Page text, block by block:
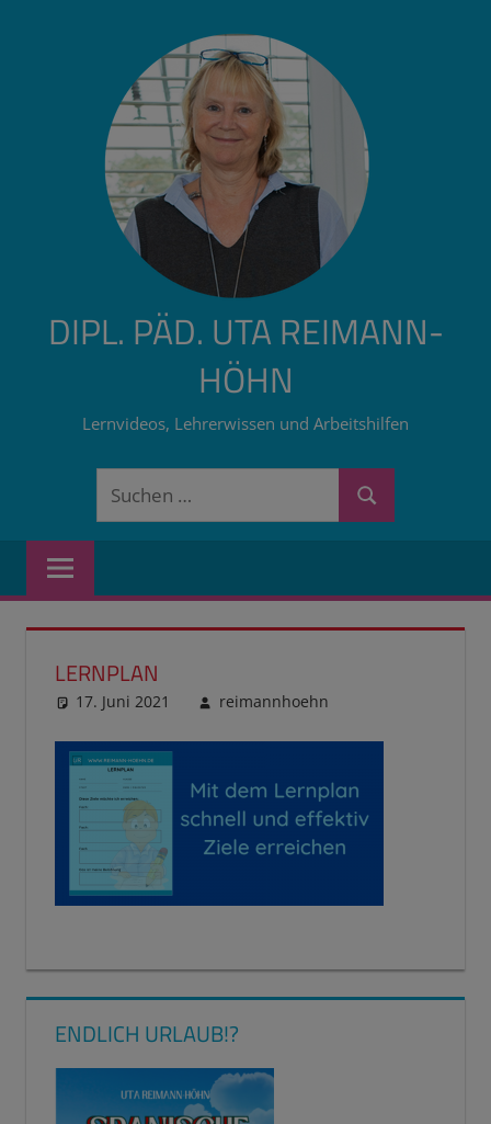
DIPL. PÄD. UTA REIMANN-
HÖHN
Lernvideos, Lehrerwissen und Arbeitshilfen
Suchen
Suchen
LERNPLAN
17. Juni 2021 reimannhoehn
ENDLICH URLAUB!?